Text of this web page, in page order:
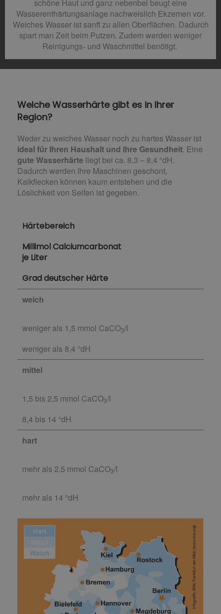
schöne Haut und ganz nebenbei beugt eine
Wasserenthärtungsanlage nachweislich Ekzemen vor.
Weiches Wasser ist sanft zu allen Oberflächen. Dadurch
spart man Zeit beim Putzen. Zudem werden weniger
Reinigungs- und Waschmittel benötigt.
Welche Wasserhärte gibt es in Ihrer
Region?
Weder zu weiches Wasser noch zu hartes Wasser ist
ideal für Ihren Haushalt und Ihre Gesundheit. Eine
gute Wasserhärte liegt bei ca. 8,3 – 8,4 °dH.
Dadurch werden Ihre Maschinen geschont,
Kalkflecken können kaum entstehen und die
Löslichkeit von Seifen ist gegeben.
Härtebereich
Millimol Calciumcarbonat
je Liter
Grad deutscher Härte
weich
weniger als 1,5 mmol CaCO3/l
weniger als 8,4 °dH
mittel
1,5 bis 2,5 mmol CaCO3/l
8,4 bis 14 °dH
hart
mehr als 2,5 mmol CaCO3/l
mehr als 14 °dH